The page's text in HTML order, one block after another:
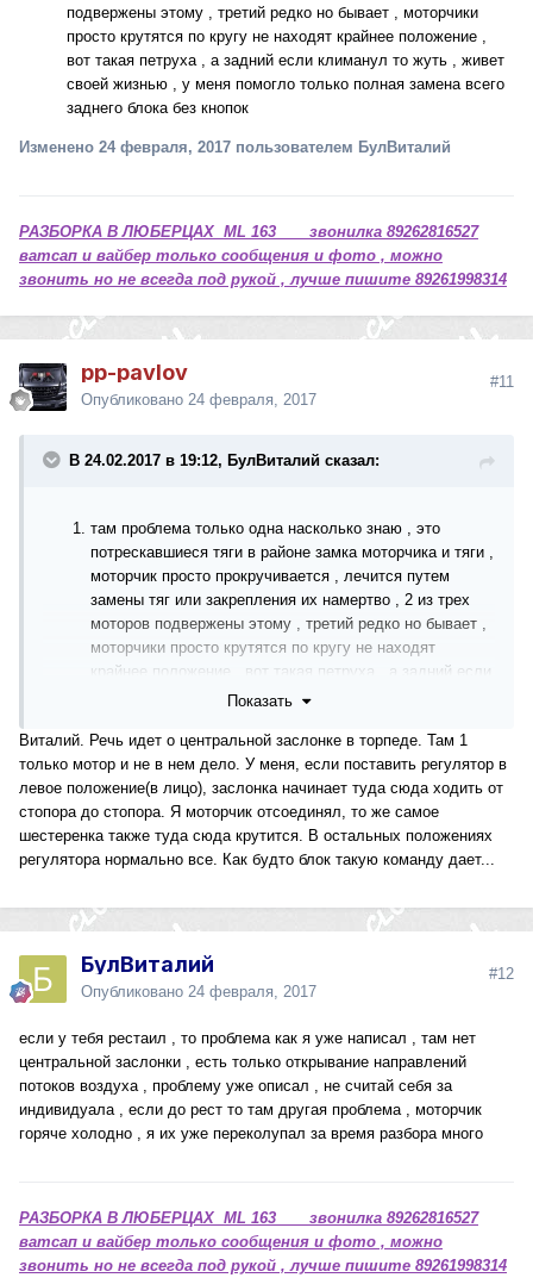
подвержены этому , третий редко но бывает , моторчики
просто крутятся по кругу не находят крайнее положение ,
вот такая петруха , а задний если климанул то жуть , живет
своей жизнью , у меня помогло только полная замена всего
заднего блока без кнопок
Изменено 24 февраля, 2017 пользователем БулВиталий
РАЗБОРКА В ЛЮБЕРЦАХ ML 163 звонилка 89262816527
ватсап и вайбер только сообщения и фото , можно
звонить но не всегда под рукой , лучше пишите 89261998314
pp-pavlov
Опубликовано 24 февраля, 2017
#11
В 24.02.2017 в 19:12, БулВиталий сказал:
там проблема только одна насколько знаю , это
потрескавшиеся тяги в районе замка моторчика и тяги ,
моторчик просто прокручивается , лечится путем
замены тяг или закрепления их намертво , 2 из трех
моторов подвержены этому , третий редко но бывает ,
моторчики просто крутятся по кругу не находят
крайнее положение , вот такая петруха , а задний если
климанул то жуть , живет своей жизнью , у меня
кнопок
Показать
Виталий. Речь идет о центральной заслонке в торпеде. Там 1
только мотор и не в нем дело. У меня, если поставить регулятор в
левое положение(в лицо), заслонка начинает туда сюда ходить от
стопора до стопора. Я моторчик отсоединял, то же самое
шестеренка также туда сюда крутится. В остальных положениях
регулятора нормально все. Как будто блок такую команду дает...
БулВиталий
Опубликовано 24 февраля, 2017
#12
если у тебя рестаил , то проблема как я уже написал , там нет
центральной заслонки , есть только открывание направлений
потоков воздуха , проблему уже описал , не считай себя за
индивидуала , если до рест то там другая проблема , моторчик
горяче холодно , я их уже переколупал за время разбора много
РАЗБОРКА В ЛЮБЕРЦАХ ML 163 звонилка 89262816527
ватсап и вайбер только сообщения и фото , можно
звонить но не всегда под рукой , лучше пишите 89261998314